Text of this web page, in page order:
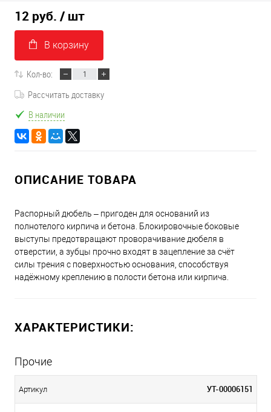
12 руб. / шт
В корзину
Кол-во:
Рассчитать доставку
В наличии
ОПИСАНИЕ ТОВАРА
Распорный дюбель – пригоден для оснований из
полнотелого кирпича и бетона. Блокировочные боковые
выступы предотвращают проворачивание дюбеля в
отверстии, а зубцы прочно входят в зацепление за счёт
силы трения с поверхностью основания, способствуя
надёжному креплению в полости бетона или кирпича.
ХАРАКТЕРИСТИКИ:
Прочие
Артикул УТ-00006151